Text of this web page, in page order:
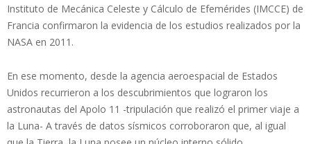
Instituto de Mecánica Celeste y Cálculo de Efemérides (IMCCE) de
Francia confirmaron la evidencia de los estudios realizados por la
NASA en 2011.
En ese momento, desde la agencia aeroespacial de Estados
Unidos recurrieron a los descubrimientos que lograron los
astronautas del Apolo 11 -tripulación que realizó el primer viaje a
la Luna- A través de datos sísmicos corroboraron que, al igual